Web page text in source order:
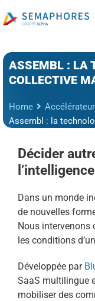
au
Rechercher:
ASSEMBL : LA
COLLECTIVE
Home
Assembl : la
Décider
Dans un monde
de nouvelles
Nous intervenons
les conditions
Développée par
SaaS multilingue
mobiliser des